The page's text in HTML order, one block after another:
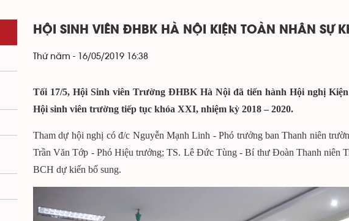
HỘI SINH VIÊN ĐHBK HÀ NỘI KIỆN TOÀN NHÂN SỰ
Thứ năm - 16/05/2019 16:38
Tối 17/5, Hội Sinh viên Trường ĐHBK Hà Nội đã tiến hành Hội nghị
Hội sinh viên trường tiếp tục khóa XXI, nhiệm kỳ 2018 – 2020.
Tham dự hội nghị có đ/c Nguyễn Mạnh Linh - Phó trưởng ban Thanh niên
Trần Văn Tớp - Phó Hiệu trưởng; TS. Lê Đức Tùng - Bí thư Đoàn Thanh niên
BCH dự kiến bổ sung.